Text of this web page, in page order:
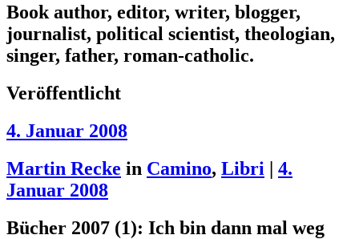
Book author, editor, writer, blogger,
journalist, political scientist, theologian,
singer, father, roman-catholic.
Veröffentlicht
4. Januar 2008
Martin Recke in Camino, Libri | 4.
Januar 2008
Bücher 2007 (1): Ich bin dann mal weg